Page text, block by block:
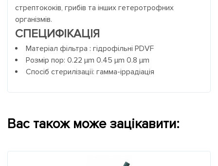
Вас також може зацікавити:
стрептококів, грибів та інших гетеротрофних
організмів.
СПЕЦИФІКАЦІЯ
Матеріал фільтра : гідрофільні PDVF
Розмір пор: 0.22 µm 0.45 µm 0.8 µm
Спосіб стерилізації: гамма-іррадіація